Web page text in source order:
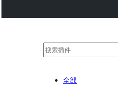
搜
全部